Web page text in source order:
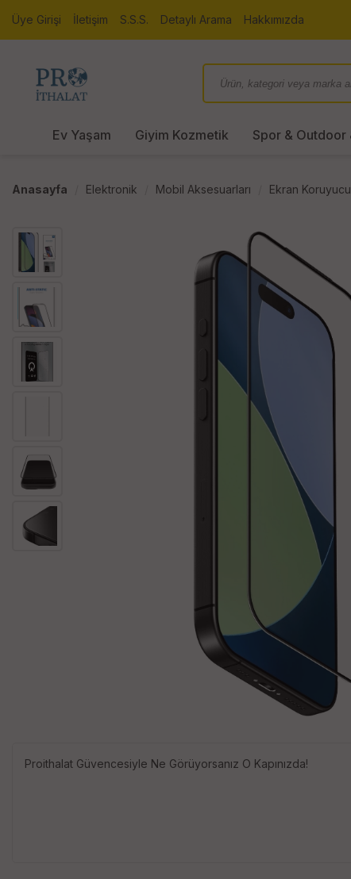
Üye Girişi İletişim S.S.S. Detaylı Arama Hakkımızda
Ev Yaşam Giyim Kozmetik Spor & Outdoor
Anasayfa Elektronik Mobil Aksesuarları Ekran Koruyucu
Proithalat Güvencesiyle Ne Görüyorsanız O Kapınızda!